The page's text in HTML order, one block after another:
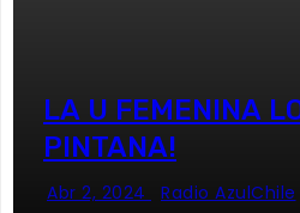
LA U FEMENINA
PINTANA!
Abr 2, 2024 Radio AzulChile